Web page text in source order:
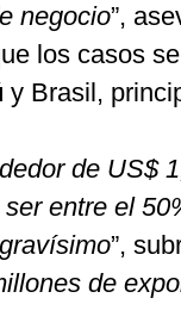
negocio”,
los casos
y Brasil,
de US$
entre el
”,
de